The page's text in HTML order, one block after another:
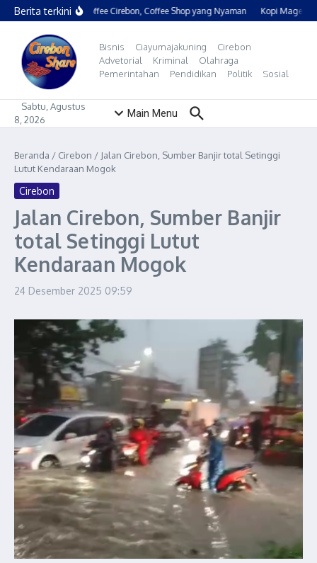
Lewati ke konten
Berita terkiniRum Coffee Cirebon, Coffee Shop yang Nyaman Kopi Mager
Bisnis Ciayumajakuning
Cirebon
Advetorial
Kriminal
Olahraga
Pemerintahan
Pendidikan Politik Sosial
Sabtu, Agustus
8, 2026
Main Menu
Beranda / Cirebon / Jalan Cirebon, Sumber Banjir total Setinggi
Lutut Kendaraan Mogok
Cirebon
Jalan Cirebon, Sumber Banjir
total Setinggi Lutut
Kendaraan Mogok
24 Desember 2025 09:59